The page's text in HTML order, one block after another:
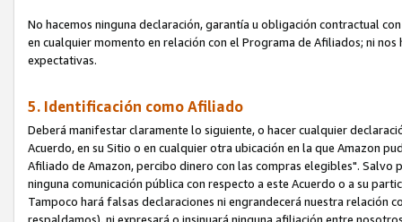
No hacemos ninguna declaración, garantía u obligación contractual
en cualquier momento en relación con el Programa de Afiliados; ni
expectativas.
5. Identificación como Afiliado
Deberá manifestar claramente lo siguiente, o hacer cualquier
Acuerdo, en su Sitio o en cualquier otra ubicación en la que Amazon
Afiliado de Amazon, percibo dinero con las compras elegibles". Salvo
ninguna comunicación pública con respecto a este Acuerdo o a su
Tampoco hará falsas declaraciones ni engrandecerá nuestra relación
respaldamos), ni expresará o insinuará ninguna afiliación entre